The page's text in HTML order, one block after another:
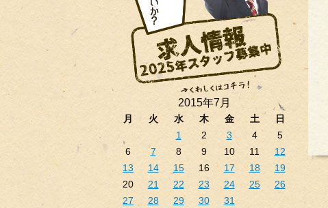
2015年7月
月 火 水 木 金 土
日
1
2 3 4
5
6
7 8 9 10 11
12
13
14 15 16 17 18
19
20
21 22 23 24 25
26
27
28 29 30
31